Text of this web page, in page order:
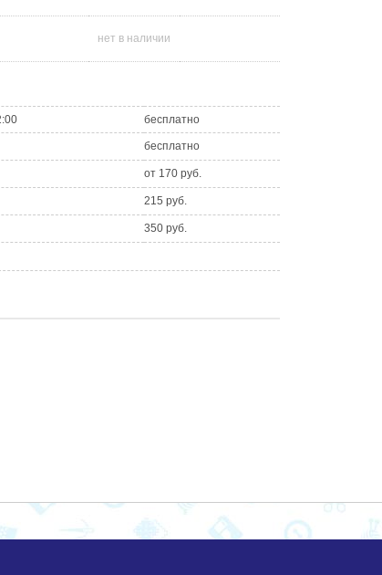
нет в наличии
бесплатно
бесплатно
от 170 руб.
215 руб.
350 руб.